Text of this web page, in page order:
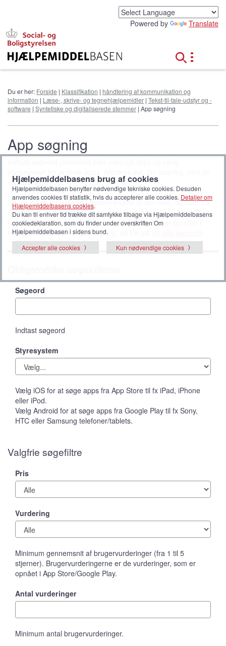
l
Powered by Translate
Du er her: Forside | Klassifikation | håndtering af kommunikation og
information | Læse-, skrive- og tegnehjælpemidler | Tekst-til-tale-udstyr og -
software | Syntetiske og digitaliserede stemmer | App søgning
App søgning
valgfrie søgefiltre.
Der er ingen foreslåede søgeord knyttet til den side, du kom fra:
Syntetiske og digitaliserede stemmer. Vil du tilføje en drop down
liste til søgeordsfeltet, som viser de søgeord, der er oprettet i
Hjælpemiddelbasens app søgning, så klik på
Søgeord
Indtast søgeord
Styresystem
Vælg iOS for at søge apps fra App Store til fx iPad, iPhone
eller iPod.
Vælg Android for at søge apps fra Google Play til fx Sony,
HTC eller Samsung telefoner/tablets.
Valgfrie søgefiltre
Pris
Vurdering
Minimum gennemsnit af brugervurderinger (fra 1 til 5
stjerner). Brugervurderingerne er de vurderinger, som er
opnået i App Store/Google Play.
Antal vurderinger
Minimum antal brugervurderinger.
Hjælpemiddelbasens brug af cookies
Hjælpemiddelbasen benytter nødvendige tekniske cookies. Desuden
anvendes cookies til statistik, hvis du accepterer alle cookies. Detaljer om
Hjælpemiddelbasens cookies.
Du kan til enhver tid trække dit samtykke tilbage via Hjælpemiddelbasens
cookiedeklaration, som du finder under overskriften Om
Hjælpemiddelbasen i sidens bund.
Accepter alle cookies
Kun nødvendige cookies